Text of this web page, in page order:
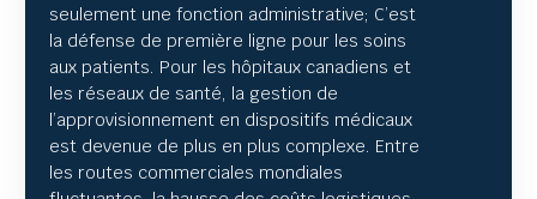
seulement une fonction administrative; C’est
la défense de première ligne pour les soins
aux patients. Pour les hôpitaux canadiens et
les réseaux de santé, la gestion de
l’approvisionnement en dispositifs médicaux
est devenue de plus en plus complexe. Entre
les routes commerciales mondiales